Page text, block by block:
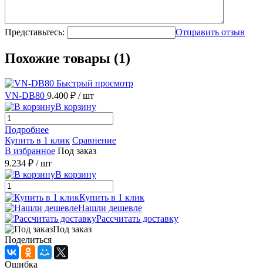
Представьтесь: Отправить отзыв
Похожие товары (1)
Быстрый просмотр
VN-DB80 9.400 ₽ / шт
В корзину
Подробнее
Купить в 1 клик Сравнение
В избранное Под заказ
9.234 ₽ / шт
В корзину
Купить в 1 клик
Нашли дешевле
Рассчитать доставку
Под заказ
Поделиться
Ошибка